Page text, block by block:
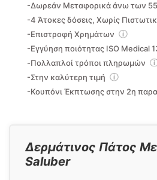
Δερμάτινος Πάτος
Saluber
-Δωρεάν Μεταφορικά άνω των
-4 Άτοκες δόσεις, Χωρίς
-Επιστροφή Χρημάτων
-Εγγύηση ποιότητας ISO Medical
-Πολλαπλοί τρόποι πληρωμών
-Στην καλύτερη τιμή
-Κουπόνι Έκπτωσης στην 2η